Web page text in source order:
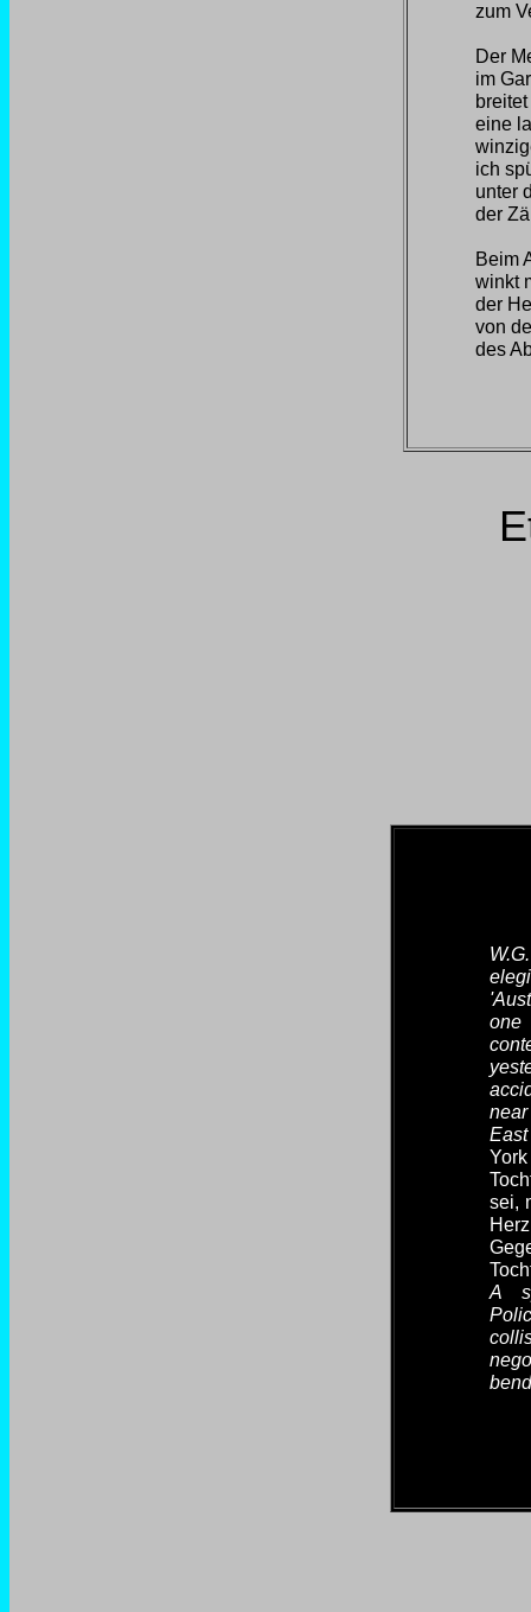
zum
Der
im
eine
ich
unter
der
Beim
winkt
der
von
des
one
sei,
A